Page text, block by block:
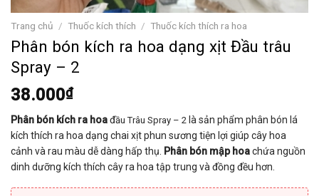
Trang chủ / Thuốc kích thích / Thuốc kích thích ra hoa
Phân bón kích ra hoa dạng xịt Đầu trâu
Spray – 2
38.000₫
Phân bón kích ra hoađầu Trâu Spray – 2 là sản phẩm phân bón lá
kích thích ra hoa dạng chai xịt phun sương tiện lợi giúp cây hoa
cảnh và rau màu dễ dàng hấp thụ.
Phân bón mập hoachứa nguồn
dinh dưỡng kích thích cây ra hoa tập trung và đồng đều hơn.